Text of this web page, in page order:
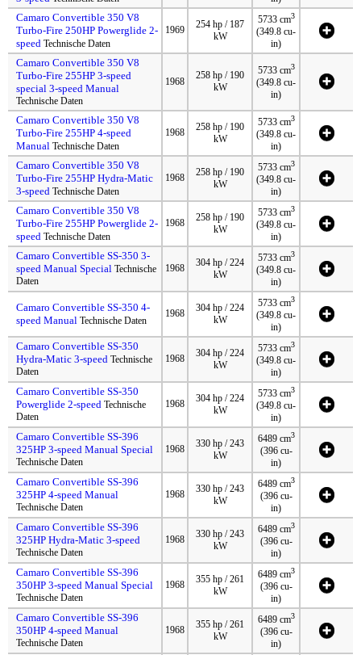
Camaro Convertible 350 V8
Turbo-Fire 250HP Powerglide 2-
speed Technische Daten
1969
254 hp / 187
kW
5733 cm3
(349.8 cu-
in)
Camaro Convertible 350 V8
Turbo-Fire 255HP 3-speed
special 3-speed Manual
Technische Daten
1968
258 hp / 190
kW
5733 cm3
(349.8 cu-
in)
Camaro Convertible 350 V8
Turbo-Fire 255HP 4-speed
Manual Technische Daten
1968
258 hp / 190
kW
5733 cm3
(349.8 cu-
in)
Camaro Convertible 350 V8
Turbo-Fire 255HP Hydra-Matic
3-speed Technische Daten
1968
258 hp / 190
kW
5733 cm3
(349.8 cu-
in)
Camaro Convertible 350 V8
Turbo-Fire 255HP Powerglide 2-
speed Technische Daten
1968
258 hp / 190
kW
5733 cm3
(349.8 cu-
in)
Camaro Convertible SS-350 3-
speed Manual Special Technische
Daten
1968
304 hp / 224
kW
5733 cm3
(349.8 cu-
in)
Camaro Convertible SS-350 4-
speed Manual Technische Daten
1968
304 hp / 224
kW
5733 cm3
(349.8 cu-
in)
Camaro Convertible SS-350
Hydra-Matic 3-speed Technische
Daten
1968
304 hp / 224
kW
5733 cm3
(349.8 cu-
in)
Camaro Convertible SS-350
Powerglide 2-speed Technische
Daten
1968
304 hp / 224
kW
5733 cm3
(349.8 cu-
in)
Camaro Convertible SS-396
325HP 3-speed Manual Special
Technische Daten
1968
330 hp / 243
kW
6489 cm3
(396 cu-
in)
Camaro Convertible SS-396
325HP 4-speed Manual
Technische Daten
1968
330 hp / 243
kW
6489 cm3
(396 cu-
in)
Camaro Convertible SS-396
325HP Hydra-Matic 3-speed
Technische Daten
1968
330 hp / 243
kW
6489 cm3
(396 cu-
in)
Camaro Convertible SS-396
350HP 3-speed Manual Special
Technische Daten
1968
355 hp / 261
kW
6489 cm3
(396 cu-
in)
Camaro Convertible SS-396
350HP 4-speed Manual
Technische Daten
1968
355 hp / 261
kW
6489 cm3
(396 cu-
in)